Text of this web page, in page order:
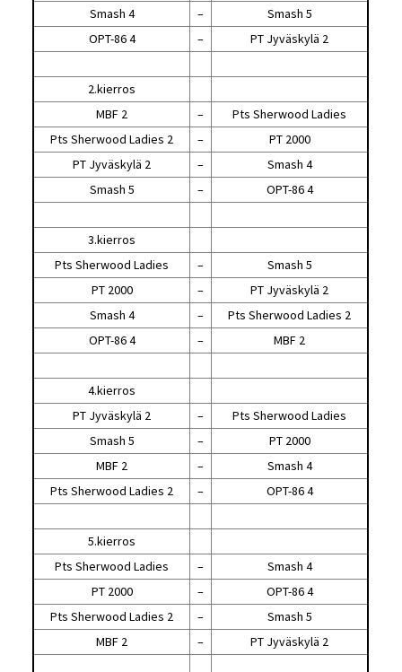
Smash 4
–
Smash 5
OPT-86 4
– PT Jyväskylä 2
2.kierros
MBF 2
–
Pts Sherwood Ladies
Pts Sherwood Ladies 2
–
PT 2000
PT Jyväskylä 2
–
Smash 4
Smash 5
– OPT-86 4
3.kierros
Pts Sherwood Ladies
–
Smash 5
PT 2000
–
PT Jyväskylä 2
Smash 4
–
Pts Sherwood Ladies 2
OPT-86 4
– MBF 2
4.kierros
PT Jyväskylä 2
–
Pts Sherwood Ladies
Smash 5
–
PT 2000
MBF 2
–
Smash 4
Pts Sherwood Ladies 2
– OPT-86 4
5.kierros
Pts Sherwood Ladies
–
Smash 4
PT 2000
–
OPT-86 4
Pts Sherwood Ladies 2
–
Smash 5
MBF 2
– PT Jyväskylä 2